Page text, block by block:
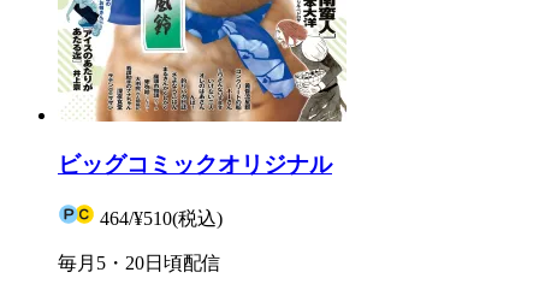
ビッグコミックオリジナル
464/¥510(税込)
毎月5・20日頃配信